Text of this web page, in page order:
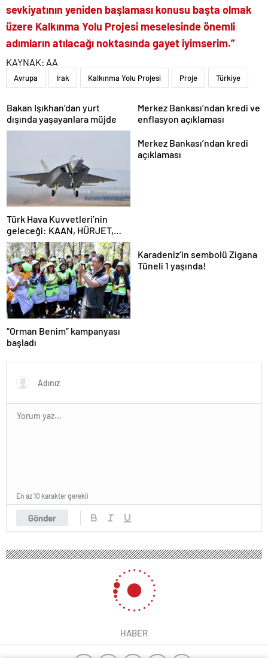
sevkiyatının yeniden başlaması konusu başta olmak
üzere Kalkınma Yolu Projesi meselesinde önemli
adımların atılacağı noktasında gayet iyimserim.”
KAYNAK: AA
Avrupa Irak Kalkınma Yolu Projesi Proje Türkiye
Bakan Işıkhan’dan yurt
dışında yaşayanlara müjde
Merkez Bankası’ndan kredi ve
enflasyon açıklaması
Türk Hava Kuvvetleri’nin
geleceği: KAAN, HÜRJET,
GÖKBEY ve HÜRKÜŞ
Merkez Bankası’ndan kredi
açıklaması
“Orman Benim” kampanyası
başladı
Karadeniz’in sembolü Zigana
Tüneli 1 yaşında!
Gönder
En az 10 karakter gerekli
HABER